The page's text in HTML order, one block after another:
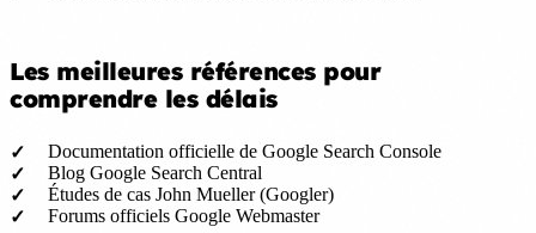
Les meilleures références pour
comprendre les délais
Documentation officielle de Google Search Console
Blog Google Search Central
Études de cas John Mueller (Googler)
Forums officiels Google Webmaster